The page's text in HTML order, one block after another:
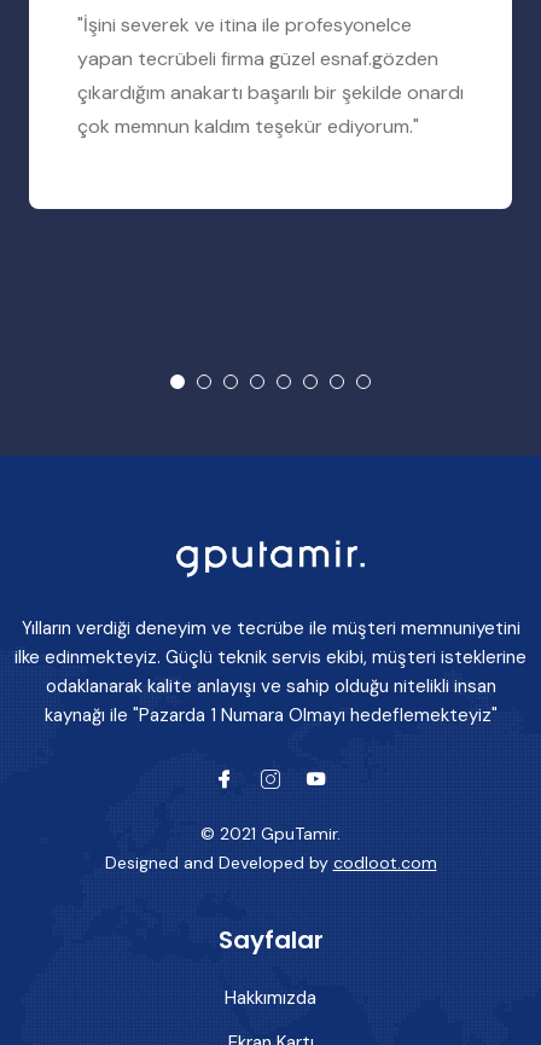
"İşini severek ve itina ile profesyonelce
yapan tecrübeli firma güzel esnaf.gözden
çıkardığım anakartı başarılı bir şekilde onardı
çok memnun kaldım teşekür ediyorum."
Yılların verdiği deneyim ve tecrübe ile müşteri memnuniyetini
ilke edinmekteyiz. Güçlü teknik servis ekibi, müşteri isteklerine
odaklanarak kalite anlayışı ve sahip olduğu nitelikli insan
kaynağı ile "Pazarda 1 Numara Olmayı hedeflemekteyiz"
© 2021 GpuTamir.
Designed and Developed by codloot.com
Sayfalar
Hakkımızda